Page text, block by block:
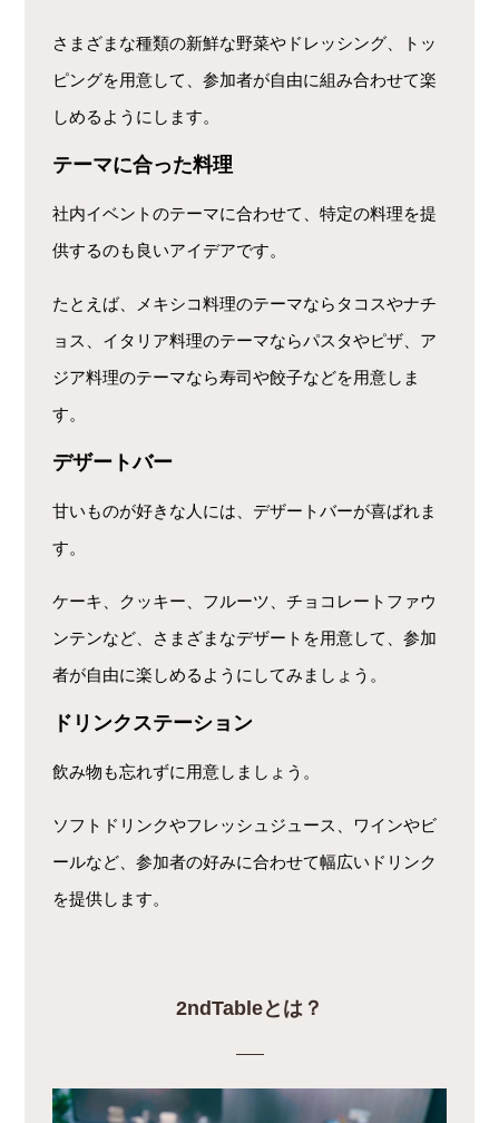
さまざまな種類の新鮮な野菜やドレッシング、トッ
ピングを用意して、参加者が自由に組み合わせて楽
しめるようにします。
テーマに合った料理
社内イベントのテーマに合わせて、特定の料理を提
供するのも良いアイデアです。
たとえば、メキシコ料理のテーマならタコスやナチ
ョス、イタリア料理のテーマならパスタやピザ、ア
ジア料理のテーマなら寿司や餃子などを用意しま
す。
デザートバー
甘いものが好きな人には、デザートバーが喜ばれま
す。
ケーキ、クッキー、フルーツ、チョコレートファウ
ンテンなど、さまざまなデザートを用意して、参加
者が自由に楽しめるようにしてみましょう。
ドリンクステーション
飲み物も忘れずに用意しましょう。
ソフトドリンクやフレッシュジュース、ワインやビ
ールなど、参加者の好みに合わせて幅広いドリンク
を提供します。
2ndTableとは？